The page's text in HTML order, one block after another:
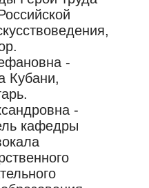
-
Кубани,
-
кафедры